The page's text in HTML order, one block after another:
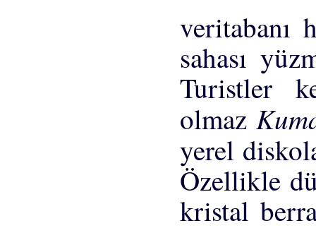
veritabanı
sahası
Turistler
olmaz
yerel
Özellikle
kristal